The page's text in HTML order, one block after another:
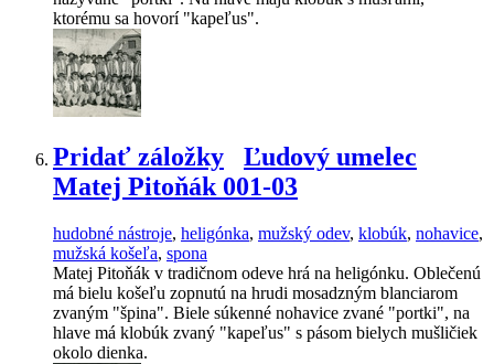
ktorému sa hovorí "kapeľus".
Pridať záložky
Ľudový umelec
Matej Pitoňák 001-03
hudobné nástroje, heligónka, mužský odev, klobúk, nohavice,
mužská košeľa, spona
Matej Pitoňák v tradičnom odeve hrá na heligónku. Oblečenú
má bielu košeľu zopnutú na hrudi mosadzným blanciarom
zvaným "špina". Biele súkenné nohavice zvané "portki", na
hlave má klobúk zvaný "kapeľus" s pásom bielych mušličiek
okolo dienka.